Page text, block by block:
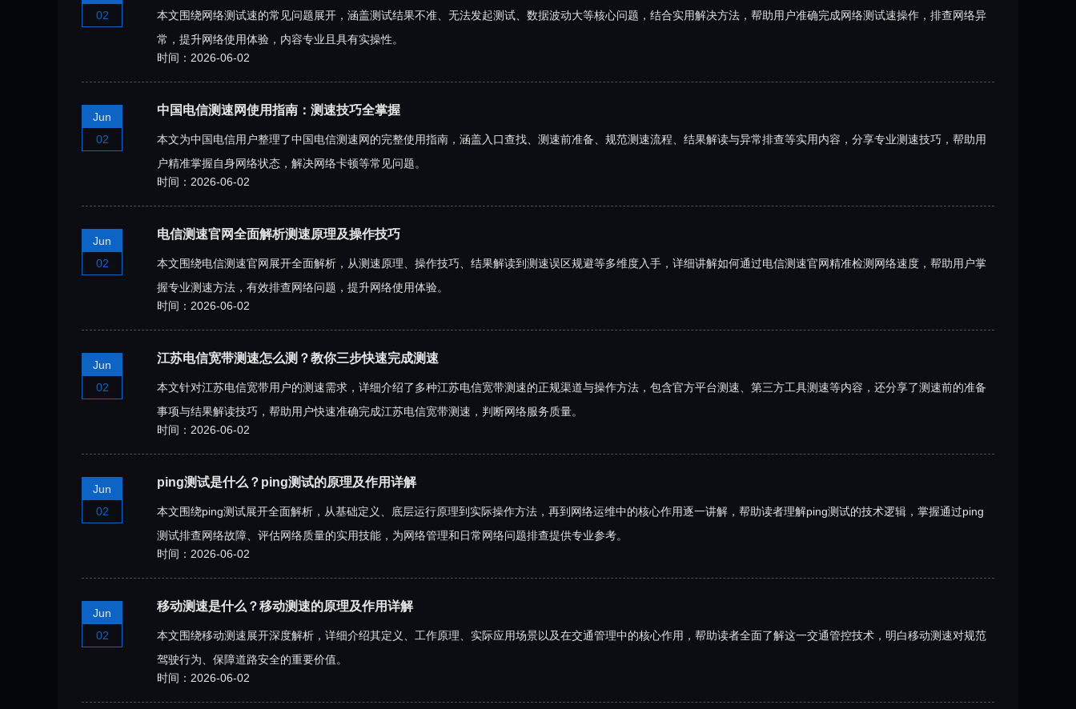
02
本文围绕网络测试速的常见问题展开，涵盖测试结果不准、无法发起测试、数据波动大等核心问题，结合实用解决方法，帮助用户准确完成网络测试速操作，排查网络异
常，提升网络使用体验，内容专业且具有实操性。
时间：2026-06-02
Jun
02
中国电信测速网使用指南：测速技巧全掌握
本文为中国电信用户整理了中国电信测速网的完整使用指南，涵盖入口查找、测速前准备、规范测速流程、结果解读与异常排查等实用内容，分享专业测速技巧，帮助用
户精准掌握自身网络状态，解决网络卡顿等常见问题。
时间：2026-06-02
Jun
02
电信测速官网全面解析测速原理及操作技巧
本文围绕电信测速官网展开全面解析，从测速原理、操作技巧、结果解读到测速误区规避等多维度入手，详细讲解如何通过电信测速官网精准检测网络速度，帮助用户掌
握专业测速方法，有效排查网络问题，提升网络使用体验。
时间：2026-06-02
Jun
02
江苏电信宽带测速怎么测？教你三步快速完成测速
本文针对江苏电信宽带用户的测速需求，详细介绍了多种江苏电信宽带测速的正规渠道与操作方法，包含官方平台测速、第三方工具测速等内容，还分享了测速前的准备
事项与结果解读技巧，帮助用户快速准确完成江苏电信宽带测速，判断网络服务质量。
时间：2026-06-02
Jun
02
ping测试是什么？ping测试的原理及作用详解
本文围绕ping测试展开全面解析，从基础定义、底层运行原理到实际操作方法，再到网络运维中的核心作用逐一讲解，帮助读者理解ping测试的技术逻辑，掌握通过ping
测试排查网络故障、评估网络质量的实用技能，为网络管理和日常网络问题排查提供专业参考。
时间：2026-06-02
Jun
02
移动测速是什么？移动测速的原理及作用详解
本文围绕移动测速展开深度解析，详细介绍其定义、工作原理、实际应用场景以及在交通管理中的核心作用，帮助读者全面了解这一交通管控技术，明白移动测速对规范
驾驶行为、保障道路安全的重要价值。
时间：2026-06-02